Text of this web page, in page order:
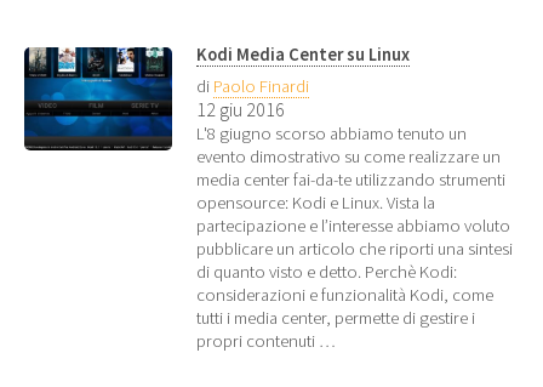
Kodi Media Center su Linux
di Paolo Finardi
12 giu 2016
L'8 giugno scorso abbiamo tenuto un
evento dimostrativo su come realizzare un
media center fai-da-te utilizzando strumenti
opensource: Kodi e Linux. Vista la
partecipazione e l’interesse abbiamo voluto
pubblicare un articolo che riporti una sintesi
di quanto visto e detto. Perchè Kodi:
considerazioni e funzionalità Kodi, come
tutti i media center, permette di gestire i
propri contenuti …